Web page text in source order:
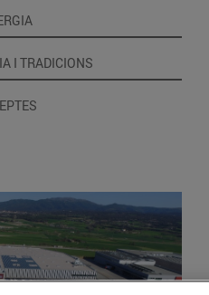
I TRADICIONS